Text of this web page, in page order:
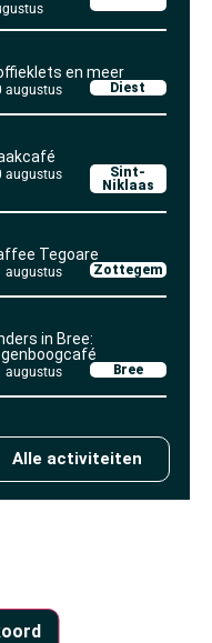
en meer
augustus Diest
augustus
Sint-
Niklaas
Tegoare
augustus Zottegem
in Bree:
augustus Bree
Alle activiteiten